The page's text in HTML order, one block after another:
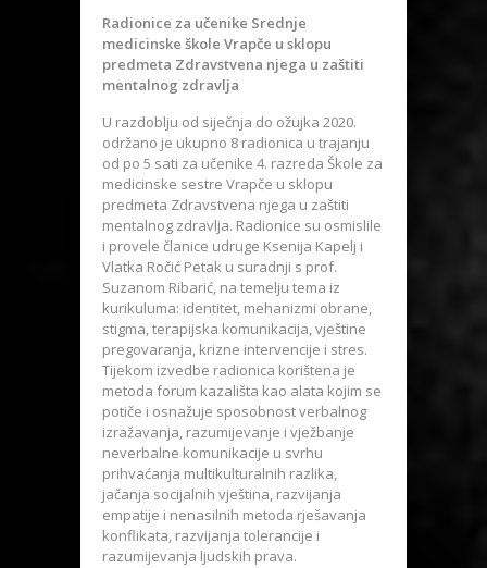
Radionice za učenike Srednje
medicinske škole Vrapče u sklopu
predmeta Zdravstvena njega u zaštiti
mentalnog zdravlja
U razdoblju od siječnja do ožujka 2020.
održano je ukupno 8 radionica u trajanju
od po 5 sati za učenike 4. razreda Škole za
medicinske sestre Vrapče u sklopu
predmeta Zdravstvena njega u zaštiti
mentalnog zdravlja. Radionice su osmislile
i provele članice udruge Ksenija Kapelj i
Vlatka Ročić Petak u suradnji s prof.
Suzanom Ribarić, na temelju tema iz
kurikuluma: identitet, mehanizmi obrane,
stigma, terapijska komunikacija, vještine
pregovaranja, krizne intervencije i stres.
Tijekom izvedbe radionica korištena je
metoda forum kazališta kao alata kojim se
potiče i osnažuje sposobnost verbalnog
izražavanja, razumijevanje i vježbanje
neverbalne komunikacije u svrhu
prihvaćanja multikulturalnih razlika,
jačanja socijalnih vještina, razvijanja
empatije i nenasilnih metoda rješavanja
konflikata, razvijanja tolerancije i
razumijevanja ljudskih prava.